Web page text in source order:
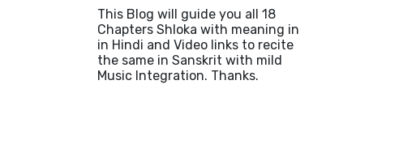
This Blog will guide you all 18
Chapters Shloka with meaning in
in Hindi and Video links to recite
the same in Sanskrit with mild
Music Integration. Thanks.